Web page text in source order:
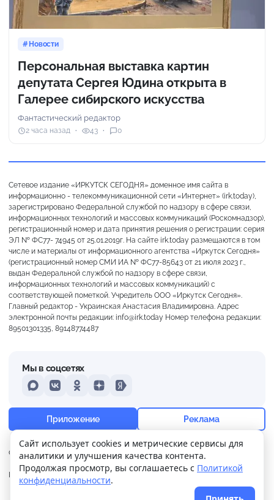
+25° Переменная облачность
Ощущается как +25
15 м/с 754 мм 70%
Новости
Персональная выставка картин
депутата Сергея Юдина открыта в
Галерее сибирского искусства
Фантастический редактор
2 часа назад 43 0
Сетевое издание «ИРКУТСК СЕГОДНЯ» доменное имя сайта в
информационно - телекоммуникационной сети «Интернет» (irk.today),
зарегистрировано Федеральной службой по надзору в сфере связи,
информационных технологий и массовых коммуникаций (Роскомнадзор),
регистрационный номер и дата принятия решения о регистрации: серия
ЭЛ № ФС77- 74945 от 25.01.2019г. На сайте irk.today размещаются в том
числе и материалы от информационного агентства «Иркутск Сегодня»
(регистрационный номер СМИ ИА № ФС77-85643 от 21 июля 2023 г.,
выдан Федеральной службой по надзору в сфере связи,
информационных технологий и массовых коммуникаций) с
соответствующей пометкой. Учредитель ООО «Иркутск Сегодня».
Главный редактор - Украинская Анастасия Владимировна. Адрес
электронной почты редакции: info@irk.today Номер телефона редакции:
89501301335, 89148774487
О нас Контакты Прислать новость
Реклама
Политика
конфиденциальности
Мы в соцсетях
MAXVKontakteOdnoklassniki
DzenYandex
Приложение Реклама
Сайт использует cookies и метрические сервисы для
аналитики и улучшения качества контента.
Продолжая просмотр, вы соглашаетесь с Политикой
конфиденциальности.